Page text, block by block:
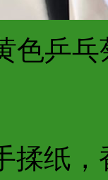
色乒
揉纸